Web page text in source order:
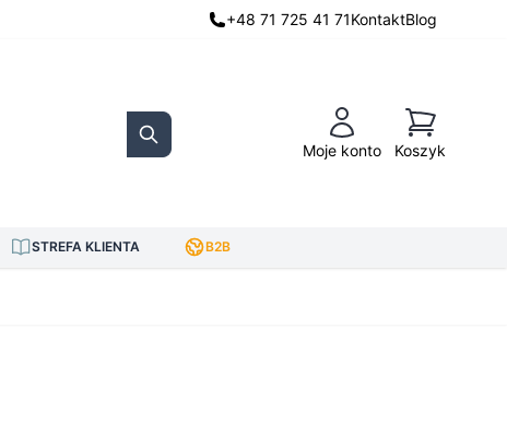
+48 71 725 41 71KontaktBlog
Search Moje konto
Koszyk
Koszyk
STREFA KLIENTA B2B